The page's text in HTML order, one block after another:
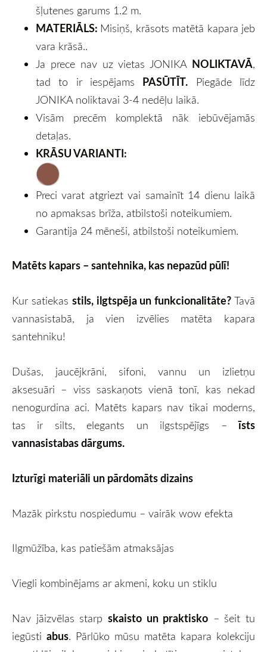
šļutenes garums 1.2 m.
MATERIĀLS: Misiņš, krāsots matētā kapara jeb
vara krāsā..
Ja prece nav uz vietas JONIKA NOLIKTAVĀ,
tad to ir iespējams PASŪTĪT. Piegāde līdz
JONIKA noliktavai 3-4 nedēļu laikā.
Visām precēm komplektā nāk iebūvējamās
detaļas.
KRĀSU VARIANTI:
Preci varat atgriezt vai samainīt 14 dienu laikā
no apmaksas brīža, atbilstoši noteikumiem.
Garantija 24 mēneši, atbilstoši noteikumiem.
Matēts kapars – santehnika, kas nepazūd pūlī!
Kur satiekas stils, ilgtspēja un funkcionalitāte? Tavā
vannasistabā, ja vien izvēlies matēta kapara
santehniku!
Dušas, jaucējkrāni, sifoni, vannu un izlietņu
aksesuāri – viss saskaņots vienā tonī, kas nekad
nenogurdina aci. Matēts kapars nav tikai moderns,
tas ir silts, elegants un ilgstspējīgs –īsts
vannasistabas dārgums.
Izturīgi materiāli un pārdomāts dizains
Mazāk pirkstu nospiedumu – vairāk wow efekta
Ilgmūžība, kas patiešām atmaksājas
Viegli kombinējams ar akmeni, koku un stiklu
Nav jāizvēlas starp skaisto un praktisko – šeit tu
iegūsti abus. Pārlūko mūsu matēta kapara kolekciju